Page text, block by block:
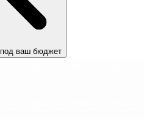
под ваш бюджет